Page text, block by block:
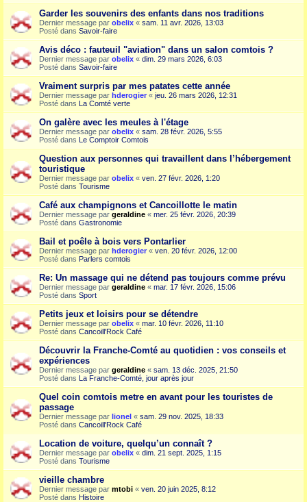
Garder les souvenirs des enfants dans nos traditions
Dernier message par obelix « sam. 11 avr. 2026, 13:03
Posté dans Savoir-faire
Avis déco : fauteuil "aviation" dans un salon comtois ?
Dernier message par obelix « dim. 29 mars 2026, 6:03
Posté dans Savoir-faire
Vraiment surpris par mes patates cette année
Dernier message par hderogier « jeu. 26 mars 2026, 12:31
Posté dans La Comté verte
On galère avec les meules à l'étage
Dernier message par obelix « sam. 28 févr. 2026, 5:55
Posté dans Le Comptoir Comtois
Question aux personnes qui travaillent dans l’hébergement
touristique
Dernier message par obelix « ven. 27 févr. 2026, 1:20
Posté dans Tourisme
Café aux champignons et Cancoillotte le matin
Dernier message par geraldine « mer. 25 févr. 2026, 20:39
Posté dans Gastronomie
Bail et poêle à bois vers Pontarlier
Dernier message par hderogier « ven. 20 févr. 2026, 12:00
Posté dans Parlers comtois
Re: Un massage qui ne détend pas toujours comme prévu
Dernier message par geraldine « mar. 17 févr. 2026, 15:06
Posté dans Sport
Petits jeux et loisirs pour se détendre
Dernier message par obelix « mar. 10 févr. 2026, 11:10
Posté dans Cancoill'Rock Café
Découvrir la Franche-Comté au quotidien : vos conseils et
expériences
Dernier message par geraldine « sam. 13 déc. 2025, 21:50
Posté dans La Franche-Comté, jour après jour
Quel coin comtois metre en avant pour les touristes de
passage
Dernier message par lionel « sam. 29 nov. 2025, 18:33
Posté dans Cancoill'Rock Café
Location de voiture, quelqu’un connaît ?
Dernier message par obelix « dim. 21 sept. 2025, 1:15
Posté dans Tourisme
vieille chambre
Dernier message par mtobi « ven. 20 juin 2025, 8:12
Posté dans Histoire